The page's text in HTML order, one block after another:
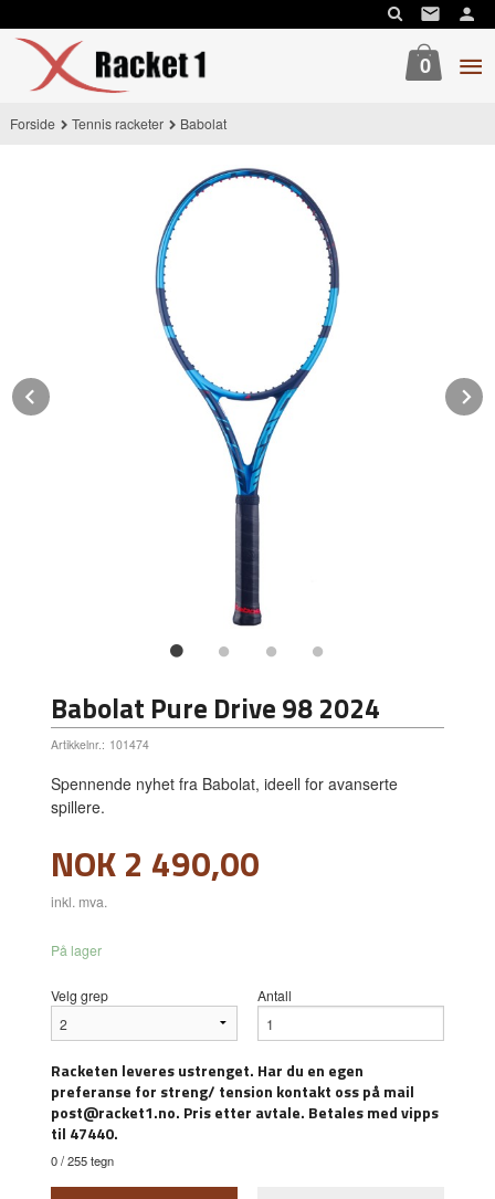
til
innholdet
0
Forside Tennis racketer Babolat
Babolat Pure Drive 98 2024
Artikkelnr.: 101474
Spennende nyhet fra Babolat, ideell for avanserte
spillere.
Pris
NOK2 490,00
inkl. mva.
På lager
Velg grep Antall
Racketen leveres ustrenget. Har du en egen
preferanse for streng/ tension kontakt oss på mail
post@racket1.no. Pris etter avtale. Betales med vipps
til 47440.
0/ 255 tegn